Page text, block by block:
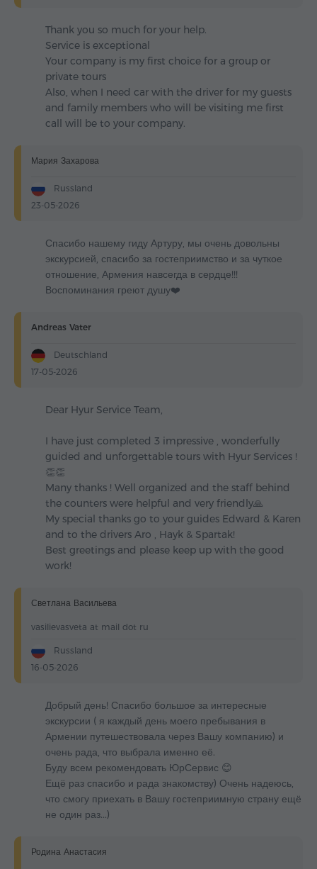
Thank you so much for your help.
Service is exceptional
Your company is my first choice for a group or
private tours
Also, when I need car with the driver for my guests
and family members who will be visiting me first
call will be to your company.
Мария Захарова
Russland
23-05-2026
Спасибо нашему гиду Артуру, мы очень довольны
экскурсией, спасибо за гостеприимство и за чуткое
отношение, Армения навсегда в сердце!!!
Воспоминания греют душу❤️
Andreas Vater
Deutschland
17-05-2026
Dear Hyur Service Team,
I have just completed 3 impressive , wonderfully
guided and unforgettable tours with Hyur Services !
👏👏
Many thanks ! Well organized and the staff behind
the counters were helpful and very friendly🙏
My special thanks go to your guides Edward & Karen
and to the drivers Aro , Hayk & Spartak!
Best greetings and please keep up with the good
work!
Светлана Васильева
vasilievasveta at mail dot ru
Russland
16-05-2026
Добрый день! Спасибо большое за интересные
экскурсии ( я каждый день моего пребывания в
Армении путешествовала через Вашу компанию) и
очень рада, что выбрала именно её.
Буду всем рекомендовать ЮрСервис 😊
Ещё раз спасибо и рада знакомству) Очень надеюсь,
что смогу приехать в Вашу гостеприимную страну ещё
не один раз...)
Родина Анастасия